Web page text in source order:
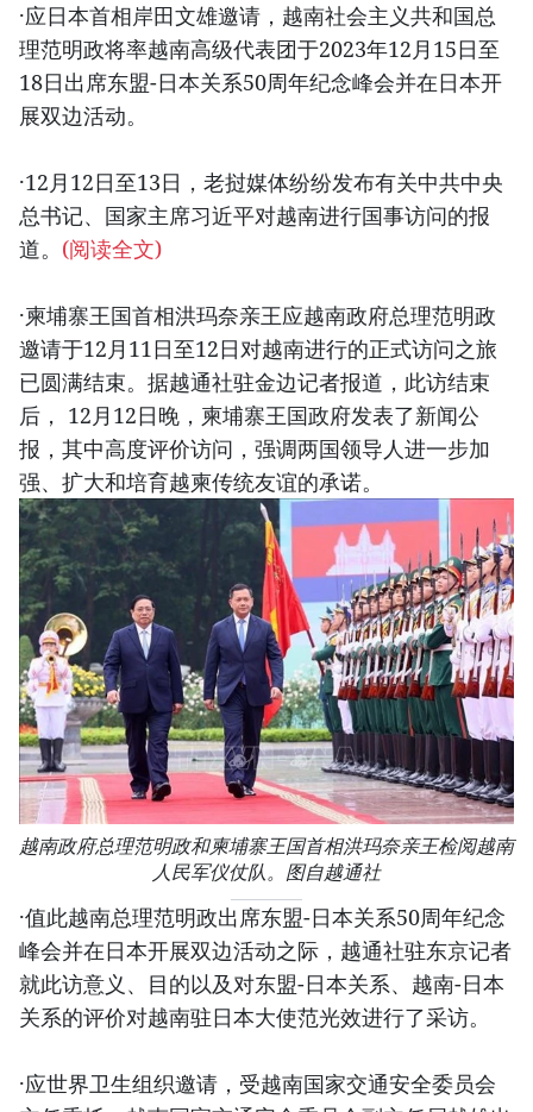
·应日本首相岸田文雄邀请，越南社会主义共和国总
理范明政将率越南高级代表团于2023年12月15日至
18日出席东盟-日本关系50周年纪念峰会并在日本开
展双边活动。
·12月12日至13日，老挝媒体纷纷发布有关中共中央
总书记、国家主席习近平对越南进行国事访问的报
道。 (阅读全文)
·柬埔寨王国首相洪玛奈亲王应越南政府总理范明政
邀请于12月11日至12日对越南进行的正式访问之旅
已圆满结束。据越通社驻金边记者报道，此访结束
后， 12月12日晚，柬埔寨王国政府发表了新闻公
报，其中高度评价访问，强调两国领导人进一步加
强、扩大和培育越柬传统友谊的承诺。
越南政府总理范明政和柬埔寨王国首相洪玛奈亲王检阅越南
人民军仪仗队。图自越通社
·值此越南总理范明政出席东盟-日本关系50周年纪念
峰会并在日本开展双边活动之际，越通社驻东京记者
就此访意义、目的以及对东盟-日本关系、越南-日本
关系的评价对越南驻日本大使范光效进行了采访。
·应世界卫生组织邀请，受越南国家交通安全委员会